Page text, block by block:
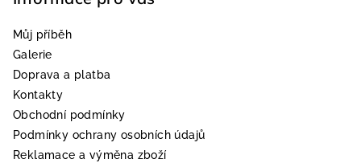
Můj příběh
Galerie
Doprava a platba
Kontakty
Obchodní podmínky
Podmínky ochrany osobních údajů
Reklamace a výměna zboží